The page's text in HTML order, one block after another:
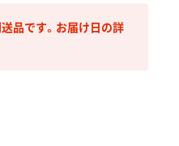
品です。お届け日の詳